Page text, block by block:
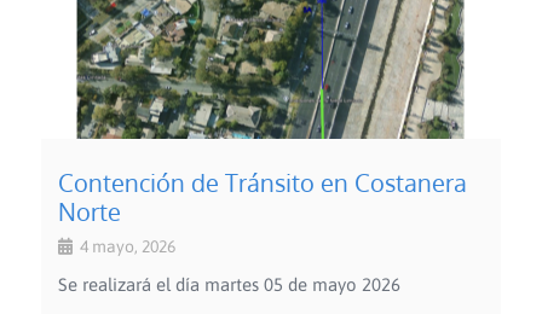
Contención de Tránsito en Costanera
Norte
4 mayo, 2026
Se realizará el día martes 05 de mayo 2026